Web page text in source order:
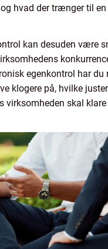
hvad der trænger til en
kan desuden være
egenkontrol har du
klogere på, hvilke
virksomheden skal